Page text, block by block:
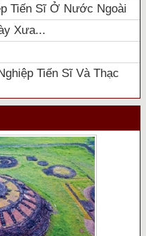
Tiến Sĩ Ở Nước Ngoài
Xưa...
Tiến Sĩ Và Thạc